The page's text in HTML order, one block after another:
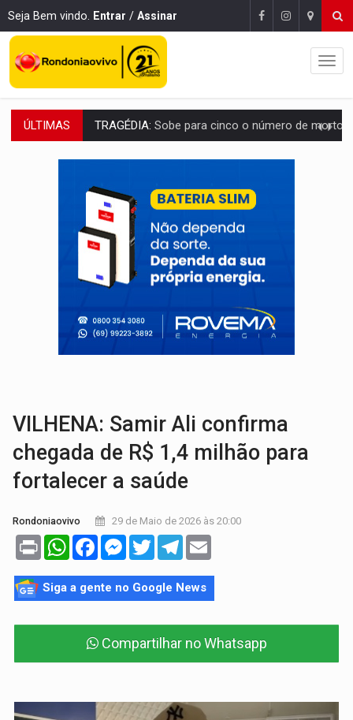
Seja Bem vindo. Entrar / Assinar
ÚLTIMAS TRANSPORTE DE ARROZ:MPF assegura cumprimento da legislação sobre transporte
DEEPFAKE:Sancionada lei contra violência sexual infantil na
COLEGIADO:Brasil e Rússia discutem energia nuclear, defesa e
URGENTE: Colisão entre caminhão e carro deixa quatro mortos e um em
ENCONTRO:Amazônia Negra ganha projeção nacional com participação de
PREVISÃO:Porto Velho tem chances de chuvas isoladas nesta
SINDICATOS UNIDOS:Assembleia Geral delibera greve da educação
VILHENA: Samir Ali confirma
chegada de R$ 1,4 milhão para
fortalecer a saúde
Rondoniaovivo 29 de Maio de 2026 às 20:00
Print WhatsAppFacebookMessenger
TwitterTelegram
Siga a gente no Google News
Compartilhar no Whatsapp